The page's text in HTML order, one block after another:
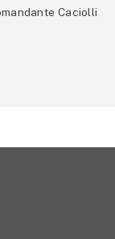
Caciolli